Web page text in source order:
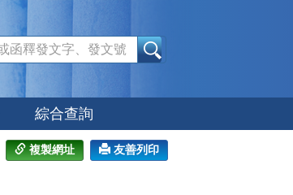
綜合查詢
複製網址 友善列印